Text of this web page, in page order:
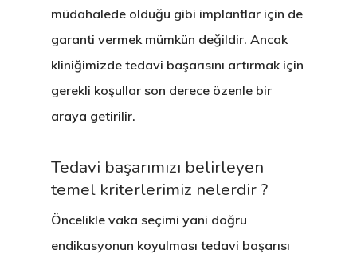
müdahalede olduğu gibi implantlar için de
garanti vermek mümkün değildir. Ancak
kliniğimizde tedavi başarısını artırmak için
gerekli koşullar son derece özenle bir
araya getirilir.
Tedavi başarımızı belirleyen
temel kriterlerimiz nelerdir ?
Öncelikle vaka seçimi yani doğru
endikasyonun koyulması tedavi başarısı